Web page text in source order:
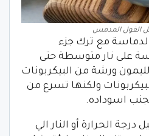
الفول المدمس
مع ترك جزء
على نار متوسطة حتى
ورشة من البيكربونات
ولكنها تسرع من
اسوداده.
الحرارة أو النار الي